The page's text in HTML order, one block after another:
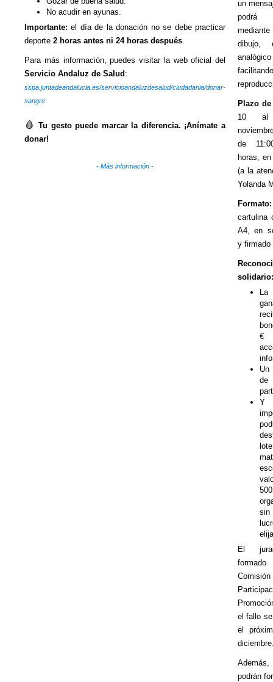
No acudir en ayunas.
Importante: el día de la donación no se debe practicar
deporte 2 horas antes ni 24 horas después
Para más información, puedes visitar la web oficial del
Servicio Andaluz de Salud :
sspa.juntadeandalucia.es/servicioandaluzdesalud/ciudadania/donar-
sangre
🩸
Tu gesto puede marcar la diferencia. ¡Anímate a
donar!
- Más información -
un
podrá
dibujo,
Plazo
10
de
horas,
(a la
Yolanda
Formato:
cartulina
A4, en
y firmado
solidario:
La
de
Y
sin
El
el fallo
el
Además,
podrán